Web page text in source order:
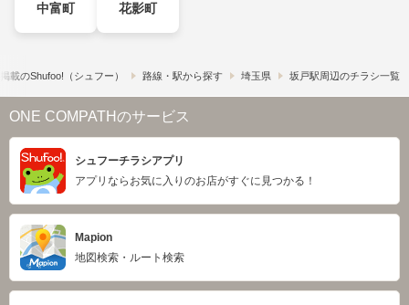
中富町 花影町
載の​Shufoo!​（シュフー） 路線・駅から探す 埼玉県 坂戸駅周辺のチラシ一覧
ONE COMPATHのサービス
シュフーチラシアプリ
アプリならお気に入りのお店がすぐに見つかる！
Mapion
地図検索・ルート検索